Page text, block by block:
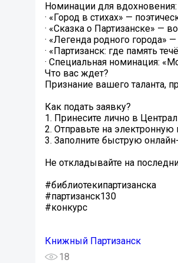
Номинации для вдохновения:
· «Город в стихах» —
· «Сказка о Партизанске» —
· «Легенда родного
· «Партизанск: где память
· Специальная номинация:
Что вас ждет?
Признание вашего таланта,
Как подать заявку?
1. Принесите лично в
2. Отправьте на электронную
3. Заполните быструю
Не откладывайте на
#библиотекипартизанска
#партизанск130
#конкурс
Книжный Партизанск
18